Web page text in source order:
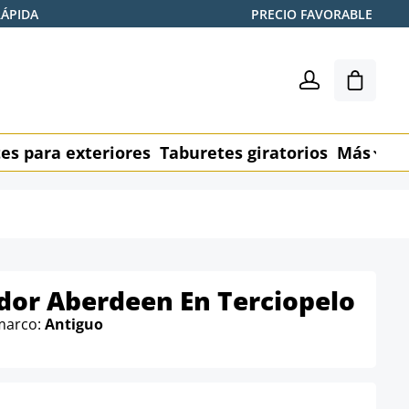
PRECIO FAVORABLE
El
para exteriores Taburetes giratorios Más
Aberdeen En Terciopelo
Antiguo